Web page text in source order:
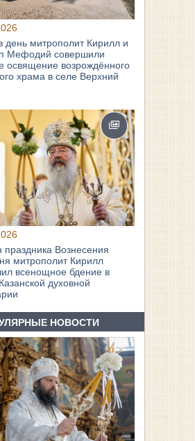
день митрополит Кирилл и
Мефодий совершили
освящение возрождённого
храма в селе Верхний
праздника Вознесения
митрополит Кирилл
всенощное бдение в
духовной
НОВОСТИ